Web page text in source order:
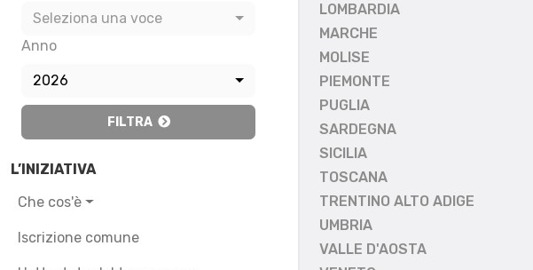
Seleziona una voce
Anno
2026
FILTRA
L’INIZIATIVA
Che cos'è
Iscrizione comune
LOMBARDIA
MARCHE
MOLISE
PIEMONTE
PUGLIA
SARDEGNA
SICILIA
TOSCANA
TRENTINO ALTO ADIGE
UMBRIA
VALLE D'AOSTA